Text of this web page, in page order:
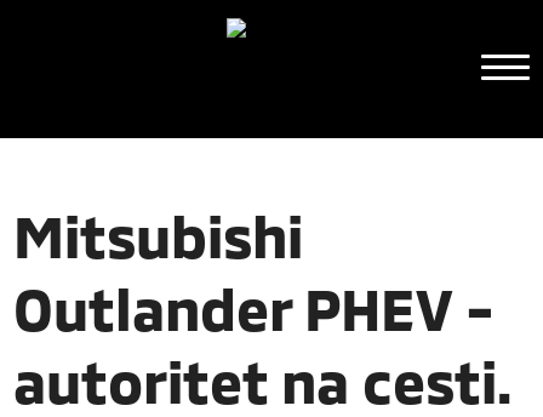
Mitsubishi
Outlander PHEV -
autoritet na cesti.